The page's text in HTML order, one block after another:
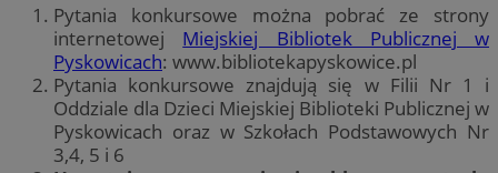
Pytania konkursowe można pobrać ze strony
internetowej Miejskiej Bibliotek Publicznej w
Pyskowicach: www.bibliotekapyskowice.pl
Pytania konkursowe znajdują się w Filii Nr 1 i
Oddziale dla Dzieci Miejskiej Biblioteki Publicznej w
Pyskowicach oraz w Szkołach Podstawowych Nr
3,4, 5 i 6